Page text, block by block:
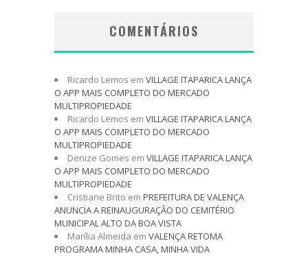
COMENTÁRIOS
Ricardo Lemos em VILLAGE ITAPARICA LANÇA
O APP MAIS COMPLETO DO MERCADO
MULTIPROPIEDADE
Ricardo Lemos em VILLAGE ITAPARICA LANÇA
O APP MAIS COMPLETO DO MERCADO
MULTIPROPIEDADE
Denize Gomes em VILLAGE ITAPARICA LANÇA
O APP MAIS COMPLETO DO MERCADO
MULTIPROPIEDADE
Cristiane Brito em PREFEITURA DE VALENÇA
ANUNCIA A REINAUGURAÇÃO DO CEMITÉRIO
MUNICIPAL ALTO DA BOA VISTA
Marília Almeida em VALENÇA RETOMA
PROGRAMA MINHA CASA, MINHA VIDA